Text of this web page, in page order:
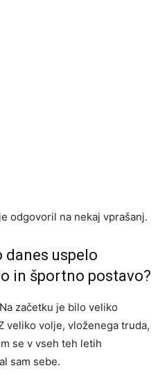
je odgovoril na nekaj vprašanj.
danes uspelo
in športno postavo?
začetku je bilo veliko
veliko volje, vloženega truda,
se v vseh teh letih
sam sebe.